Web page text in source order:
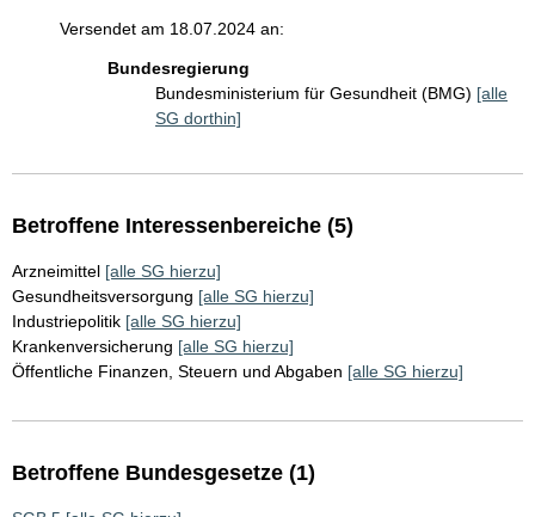
Versendet am 18.07.2024 an:
Bundesregierung
Bundesministerium für Gesundheit (BMG) [alle
SG dorthin]
Betroffene Interessenbereiche (5)
Arzneimittel [alle SG hierzu]
Gesundheitsversorgung [alle SG hierzu]
Industriepolitik [alle SG hierzu]
Krankenversicherung [alle SG hierzu]
Öffentliche Finanzen, Steuern und Abgaben [alle SG hierzu]
Betroffene Bundesgesetze (1)